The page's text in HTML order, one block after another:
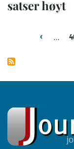
satser høyt